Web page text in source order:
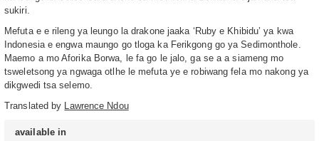
sukiri.
Mefuta e e rileng ya leungo la drakone jaaka ‘Ruby e Khibidu’ ya kwa
Indonesia e engwa maungo go tloga ka Ferikgong go ya Sedimonthole.
Maemo a mo Aforika Borwa, le fa go le jalo, ga se a a siameng mo
tsweletsong ya ngwaga otlhe le mefuta ye e robiwang fela mo nakong ya
dikgwedi tsa selemo.
Translated by Lawrence Ndou
available in